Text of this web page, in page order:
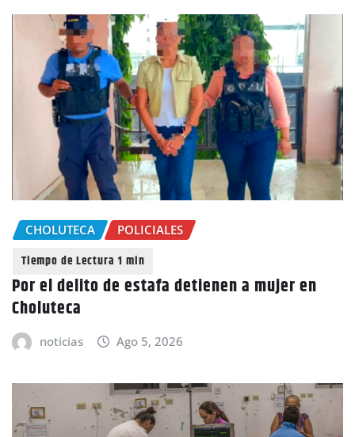
CHOLUTECA POLICIALES
Por el delito de estafa detienen a mujer en
Choluteca
noticias Ago 5, 2026